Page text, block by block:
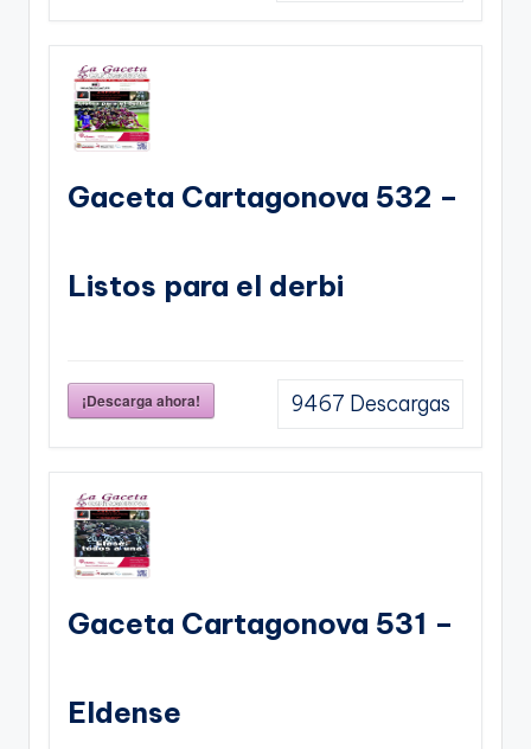
Gaceta Cartagonova 532 –
Listos para el derbi
¡Descarga ahora! 9467 Descargas
Gaceta Cartagonova 531 –
Eldense